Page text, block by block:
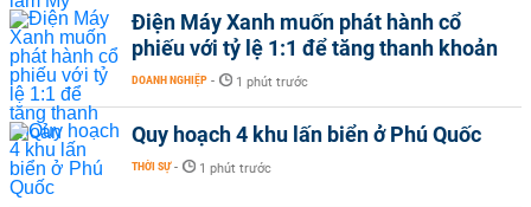
Điện Máy Xanh muốn phát hành cổ
phiếu với tỷ lệ 1:1 để tăng thanh khoản
DOANH NGHIỆP - 1 phút trước
Quy hoạch 4 khu lấn biển ở Phú Quốc
THỜI SỰ - 1 phút trước